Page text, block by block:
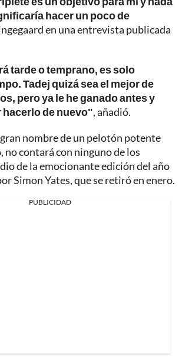
hacer un poco de
en una entrevista publicada
tarde o temprano, es solo
Tadej quizá sea el mejor de
pero ya le he ganado antes y
de nuevo", añadió.
nombre de un pelotón potente
no contará con ninguno de los
de la emocionante edición del año
Simon Yates, que se retiró en enero.
PUBLICIDAD